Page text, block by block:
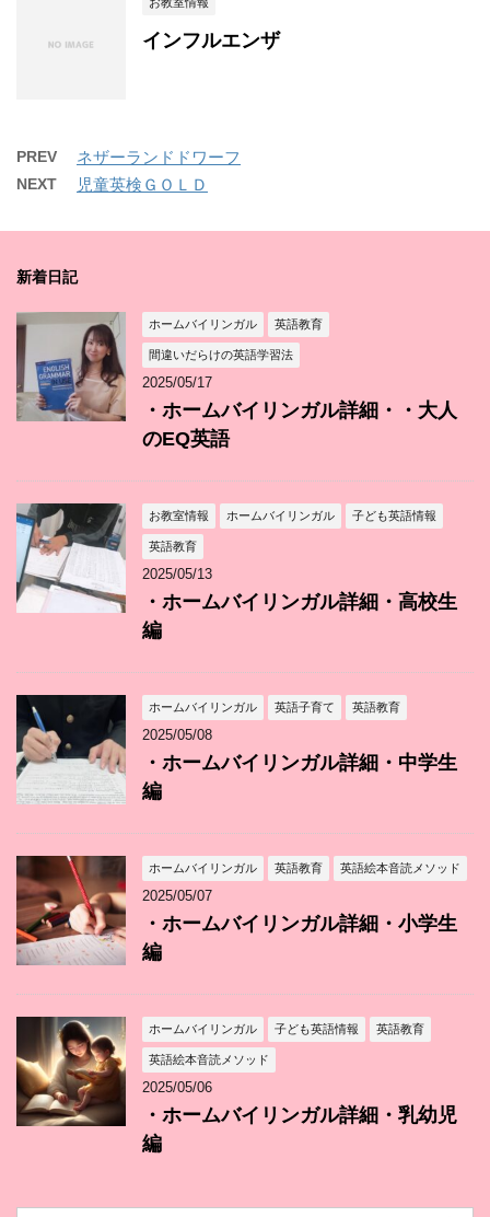
インフルエンザ
PREV ネザーランドドワーフ
NEXT 児童英検ＧＯＬＤ
新着日記
ホームバイリンガル 英語教育
間違いだらけの英語学習法
2025/05/17
・ホームバイリンガル詳細・・大人
のEQ英語
お教室情報 ホームバイリンガル 子ども英語情報
英語教育
2025/05/13
・ホームバイリンガル詳細・高校生
編
ホームバイリンガル 英語子育て 英語教育
2025/05/08
・ホームバイリンガル詳細・中学生
編
ホームバイリンガル 英語教育 英語絵本音読メソッド
2025/05/07
・ホームバイリンガル詳細・小学生
編
ホームバイリンガル 子ども英語情報 英語教育
英語絵本音読メソッド
2025/05/06
・ホームバイリンガル詳細・乳幼児
編